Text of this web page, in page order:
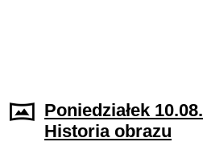
Poniedziałek
Historia obrazu